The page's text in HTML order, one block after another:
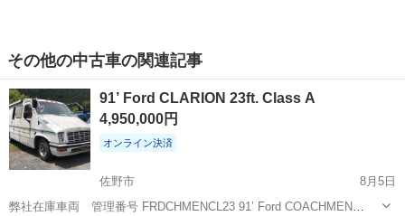
その他の中古車の関連記事
91’ Ford CLARION 23ft. Class A
4,950,000円
オンライン決済
佐野市
8月5日
弊社在庫車両 管理番号 FRDCHMENCL23 91’ Ford COACHMEN